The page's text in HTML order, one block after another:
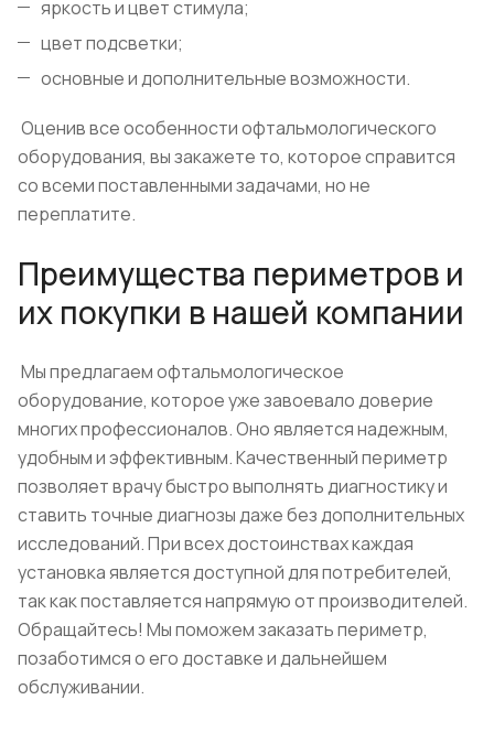
яркость и цвет стимула;
цвет подсветки;
основные и дополнительные возможности.
Оценив все особенности офтальмологического
оборудования, вы закажете то, которое справится
со всеми поставленными задачами, но не
переплатите.
Преимущества периметров и
их покупки в нашей компании
Мы предлагаем офтальмологическое
оборудование, которое уже завоевало доверие
многих профессионалов. Оно является надежным,
удобным и эффективным. Качественный периметр
позволяет врачу быстро выполнять диагностику и
ставить точные диагнозы даже без дополнительных
исследований. При всех достоинствах каждая
установка является доступной для потребителей,
так как поставляется напрямую от производителей.
Обращайтесь! Мы поможем заказать периметр,
позаботимся о его доставке и дальнейшем
обслуживании.